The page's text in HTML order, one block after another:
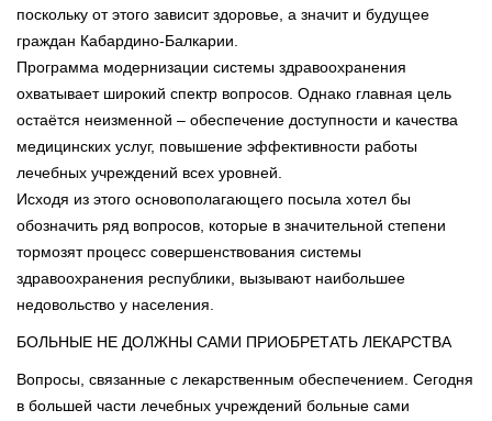
поскольку от этого зависит здоровье, а значит и будущее
граждан Кабардино-Балкарии.
Программа модернизации системы здравоохранения
охватывает широкий спектр вопросов. Однако главная цель
остаётся неизменной – обеспечение доступности и качества
медицинских услуг, повышение эффективности работы
лечебных учреждений всех уровней.
Исходя из этого основополагающего посыла хотел бы
обозначить ряд вопросов, которые в значительной степени
тормозят процесс совершенствования системы
здравоохранения республики, вызывают наибольшее
недовольство у населения.
БОЛЬНЫЕ НЕ ДОЛЖНЫ САМИ ПРИОБРЕТАТЬ ЛЕКАРСТВА
Вопросы, связанные с лекарственным обеспечением. Сегодня
в большей части лечебных учреждений больные сами